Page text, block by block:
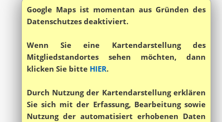
Google Maps ist momentan aus Gründen des
Datenschutzes deaktiviert.
Wenn Sie eine Kartendarstellung des
Mitgliedstandortes sehen möchten, dann
klicken Sie bitte HIER.
Durch Nutzung der Kartendarstellung erklären
Sie sich mit der Erfassung, Bearbeitung sowie
Nutzung der automatisiert erhobenen Daten